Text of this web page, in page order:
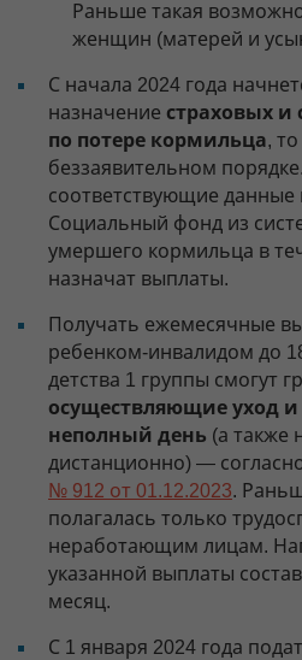
Раньше такая
женщин (матерей и
С начала 2024 года
назначение страховых и
по потере кормильца,
беззаявительном
соответствующие данные
Социальный фонд из
умершего кормильца в
назначат выплаты.
Получать ежемесячные
ребенком-инвалидом до
детства 1 группы смогут
осуществляющие уход
неполный день (а также
дистанционно) —
№ 912 от 01.12.2023.
полагалась только
неработающим лицам.
указанной выплаты
месяц.
С 1 января 2024 года